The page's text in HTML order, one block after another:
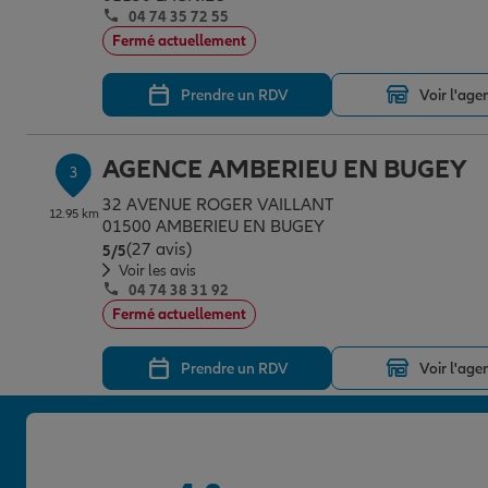
04 74 35 72 55
Fermé actuellement
Prendre un RDV Voir
3
12.95 km
AGENCE AMBERIEU EN BUGEY
32 AVENUE ROGER VAILLANT
01500 AMBERIEU EN BUGEY
5/5Note de 5 sur 5
(27 avis)
Voir les avis
04 74 38 31 92
Fermé actuellement
Prendre un RDV Voir
58 RUE ALEXANDRE BERARD